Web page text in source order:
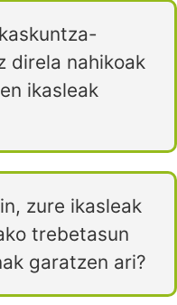
direla nahikoak
ikasleak
zure ikasleak
trebetasun
garatzen ari?